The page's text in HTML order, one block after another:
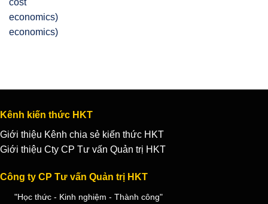
economics)
Kênh kiến thức HKT
Giới thiệu Kênh chia sẻ kiến thức HKT
Giới thiệu Cty CP Tư vấn Quản trị HKT
Công ty CP Tư vấn Quản trị HKT
"Học thức - Kinh nghiệm - Thành công"